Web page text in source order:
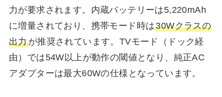
力が要求されます。内蔵バッテリーは5,220mAh
に増量されており、携帯モード時は30Wクラスの
出力が推奨されています。TVモード（ドック経
由）では54W以上が動作の閾値となり、純正AC
アダプターは最大60Wの仕様となっています。